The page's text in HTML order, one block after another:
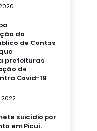
do
de Contas
prefeituras
de
Covid-19
2022
suicídio por
em Picuí.